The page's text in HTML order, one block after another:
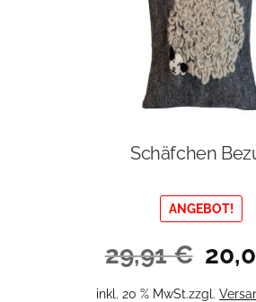
Schäfchen
ANGEBOT!
29,91€
Preis
war:
inkl. 20 % MwSt.zzgl.